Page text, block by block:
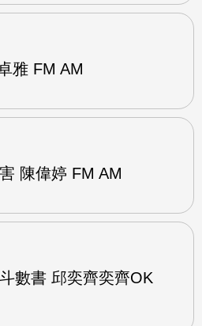
雅 FM AM
陳偉婷 FM AM
數書 邱奕齊奕齊OK